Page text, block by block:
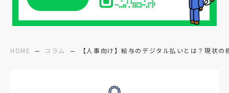
HOME コラム 【人事向け】給与のデジタル払いとは？現状
#医療福祉介護 #業界動向 #採用力
#面接辞退
#求人広告